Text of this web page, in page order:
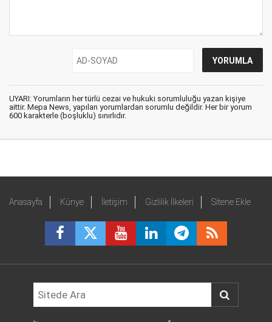
UYARI: Yorumların her türlü cezai ve hukuki sorumluluğu yazan kişiye
aittir. Mepa News, yapılan yorumlardan sorumlu değildir. Her bir yorum
600 karakterle (boşluklu) sınırlıdır.
Anasayfa Künye İletişim Gizlilik İlkeleri Sitene Ekle